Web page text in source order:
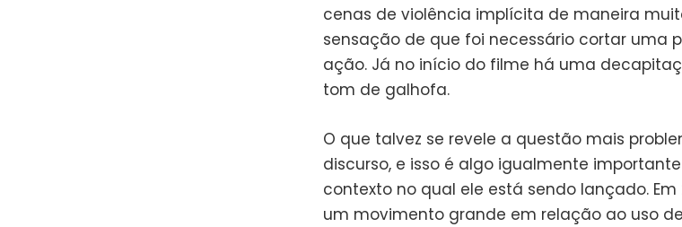
cenas de violência implícita de maneira
sensação de que foi necessário cortar uma
ação. Já no início do filme há uma
tom de galhofa.
O que talvez se revele a questão mais
discurso, e isso é algo igualmente
contexto no qual ele está sendo lançado.
um movimento grande em relação ao uso